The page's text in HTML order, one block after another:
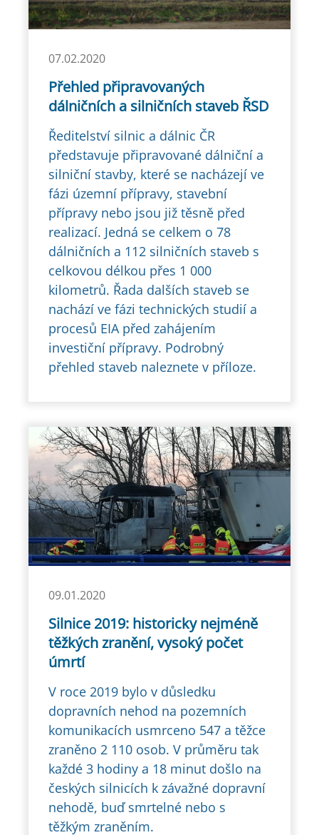
07.02.2020
Přehled připravovaných
dálničních a silničních staveb ŘSD
Ředitelství silnic a dálnic ČR
představuje připravované dálniční a
silniční stavby, které se nacházejí ve
fázi územní přípravy, stavební
přípravy nebo jsou již těsně před
realizací. Jedná se celkem o 78
dálničních a 112 silničních staveb s
celkovou délkou přes 1 000
kilometrů. Řada dalších staveb se
nachází ve fázi technických studií a
procesů EIA před zahájením
investiční přípravy. Podrobný
přehled staveb naleznete v příloze.
09.01.2020
Silnice 2019: historicky nejméně
těžkých zranění, vysoký počet
úmrtí
V roce 2019 bylo v důsledku
dopravních nehod na pozemních
komunikacích usmrceno 547 a těžce
zraněno 2 110 osob. V průměru tak
každé 3 hodiny a 18 minut došlo na
českých silnicích k závažné dopravní
nehodě, buď smrtelné nebo s
těžkým zraněním.